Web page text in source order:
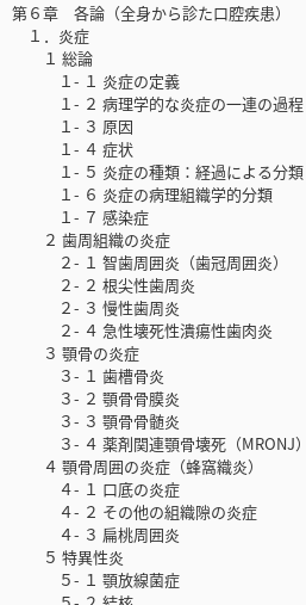
第６章 各論（全身から診た口腔疾患）
１．炎症
１ 総論
１- １ 炎症の定義
１- ２ 病理学的な炎症の一連の過程
１- ３ 原因
１- ４ 症状
１- ５ 炎症の種類：経過による分類
１- ６ 炎症の病理組織学的分類
１- ７ 感染症
２ 歯周組織の炎症
２- １ 智歯周囲炎（歯冠周囲炎）
２- ２ 根尖性歯周炎
２- ３ 慢性歯周炎
２- ４ 急性壊死性潰瘍性歯肉炎
３ 顎骨の炎症
３- １ 歯槽骨炎
３- ２ 顎骨骨膜炎
３- ３ 顎骨骨髄炎
３- ４ 薬剤関連顎骨壊死（MRONJ）
４ 顎骨周囲の炎症（蜂窩織炎）
４- １ 口底の炎症
４- ２ その他の組織隙の炎症
４- ３ 扁桃周囲炎
５ 特異性炎
５- １ 顎放線菌症